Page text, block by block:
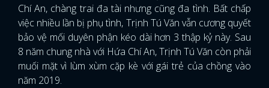
Chí An, chàng trai đa tài nhưng cũng đa tình. Bất chấp
việc nhiều lần bị phụ tình, Trịnh Tú Văn vẫn cương quyết
bảo vệ mối duyên phận kéo dài hơn 3 thập kỷ này. Sau
8 năm chung nhà với Hứa Chí An, Trịnh Tú Văn còn phải
muối mặt vì lùm xùm cặp kè với gái trẻ của chồng vào
năm 2019.